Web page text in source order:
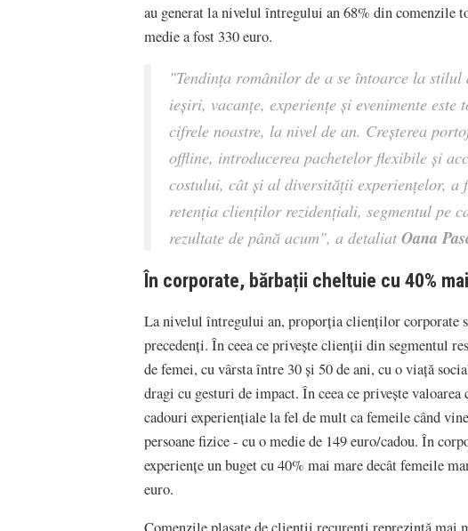
au generat la nivelul întregului an 68% din comenzile
medie a fost 330 euro.
"Tendința românilor de a se întoarce la
ieșiri, vacanțe, experiențe și evenimente
cifrele noastre, la nivel de an. Creșterea
offline, introducerea pachetelor flexibile și
costului, cât și al diversității experiențelor, a
retenția clienților rezidențiali, segmentul pe
rezultate de până acum", a detaliat Oana
În corporate, bărbații cheltuie cu 40%
La nivelul întregului an, proporția clienților corporate
precedenți. În ceea ce privește clienții din segmentul
de femei, cu vârsta între 30 și 50 de ani, cu o viață
dragi cu gesturi de impact. În ceea ce privește
cadouri experiențiale la fel de mult ca femeile când
persoane fizice - cu o medie de 149 euro/cadou. În
experiențe un buget cu 40% mai mare decât femeile
euro.